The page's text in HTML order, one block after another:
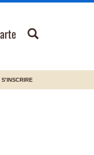
S'INSCRIRE